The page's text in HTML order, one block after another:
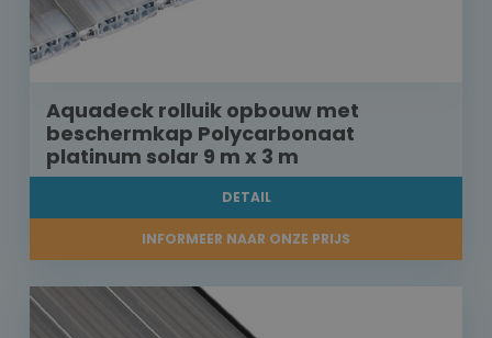
Aquadeck rolluik opbouw met
beschermkap Polycarbonaat
platinum solar 9 m x 3 m
DETAIL
INFORMEER NAAR ONZE PRIJS